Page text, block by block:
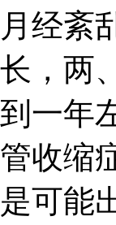
月经紊
长，两
到一年
管收缩
是可能